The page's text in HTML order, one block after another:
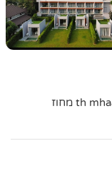
888 th mhaadaithy Tambon Ban Nuea Mueang מחוז